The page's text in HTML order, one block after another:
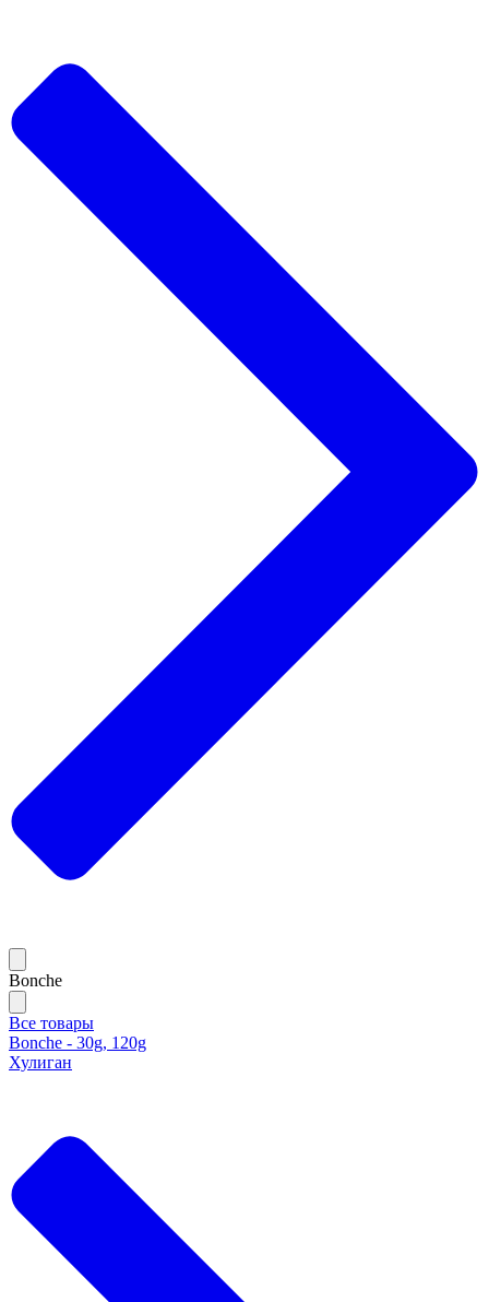
Bonche
Все товары
Bonche - 30g, 120g
Хулиган